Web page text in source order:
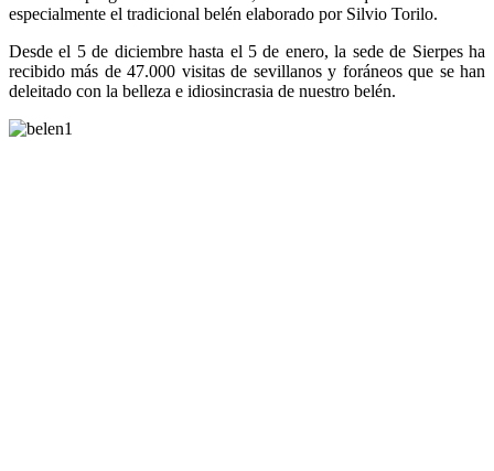
especialmente el tradicional belén elaborado por Silvio Torilo.
Desde el 5 de diciembre hasta el 5 de enero, la sede de Sierpes ha
recibido más de 47.000 visitas de sevillanos y foráneos que se han
deleitado con la belleza e idiosincrasia de nuestro belén.